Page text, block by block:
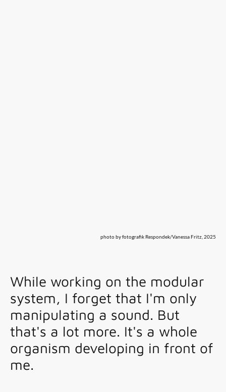
photo by fotografik Respondek/Vanessa Fritz, 2025
While working on the modular
system, I forget that I'm only
manipulating a sound. But
that's a lot more. It's a whole
organism developing in front of
me.